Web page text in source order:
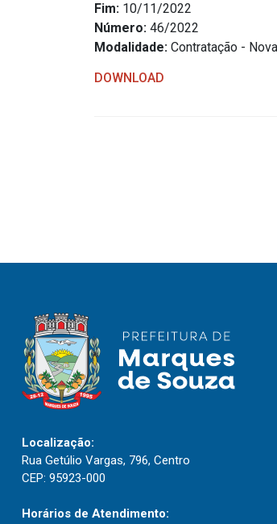
Portal da Transparência
Radar da Transparência
Fim: 10/11/2022
Número: 46/2022
Modalidade: Contratação -
DOWNLOAD
Localização:
Rua Getúlio Vargas, 796, Centro
CEP: 95923-000
Horários de Atendimento: